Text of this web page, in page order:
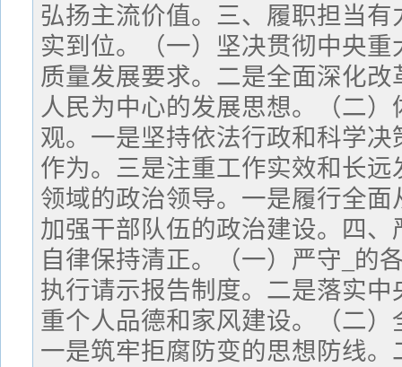
弘扬主流价值。三、履职担当
实到位。（一）坚决贯彻中央
质量发展要求。二是全面深化
人民为中心的发展思想。（二
观。一是坚持依法行政和科学
作为。三是注重工作实效和长
领域的政治领导。一是履行全
加强干部队伍的政治建设。四
自律保持清正。（一）严守_的
执行请示报告制度。二是落实
重个人品德和家风建设。（二
一是筑牢拒腐防变的思想防线